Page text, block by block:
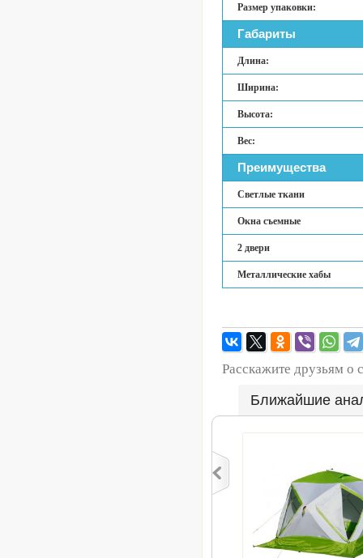
Размер упаковки:
Габариты
Длина:
Ширина:
Высота:
Вес:
Преимущества
Светлые ткани
Окна съемные
2 двери
Металлические хабы
Расскажите друзьям о
Ближайшие